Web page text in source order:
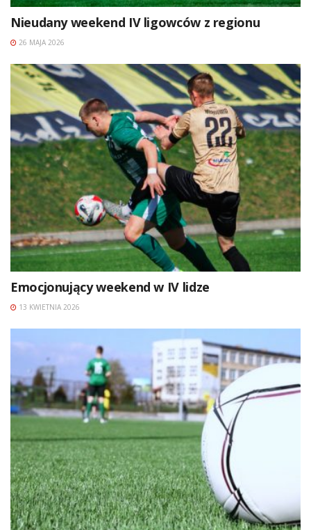
Nieudany weekend IV ligowców z regionu
26 MAJA 2026
Emocjonujący weekend w IV lidze
13 KWIETNIA 2026